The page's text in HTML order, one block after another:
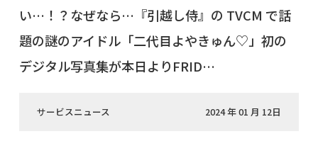
い…！？なぜなら…『引越し侍』の TVCM で話
題の謎のアイドル「二代目よやきゅん♡」初の
デジタル写真集が本日よりFRID…
サービスニュース 2024 年 01 月 12日